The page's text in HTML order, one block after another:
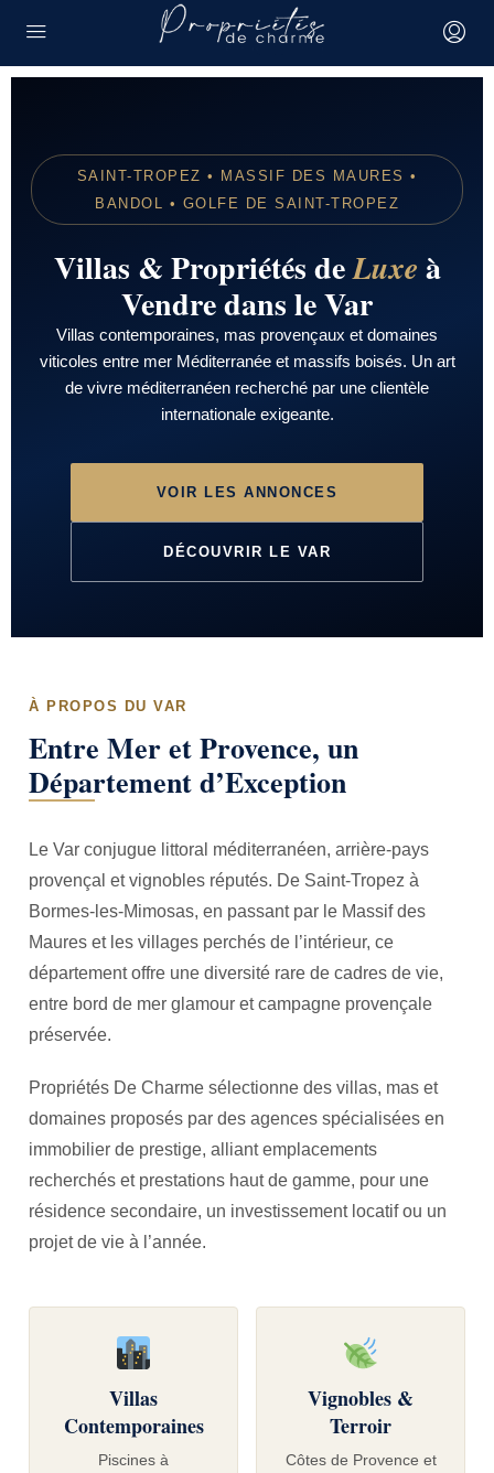
SAINT-TROPEZ • MASSIF DES MAURES •
BANDOL • GOLFE DE SAINT-TROPEZ
Villas & Propriétés deLuxe à
Vendre dans le Var
Villas contemporaines, mas provençaux et domaines
viticoles entre mer Méditerranée et massifs boisés. Un art
de vivre méditerranéen recherché par une clientèle
internationale exigeante.
VOIR LES ANNONCES
DÉCOUVRIR LE VAR
À PROPOS DU VAR
Entre Mer et Provence, un
Département d’Exception
Le Var conjugue littoral méditerranéen, arrière-pays
provençal et vignobles réputés. De Saint-Tropez à
Bormes-les-Mimosas, en passant par le Massif des
Maures et les villages perchés de l’intérieur, ce
département offre une diversité rare de cadres de vie,
entre bord de mer glamour et campagne provençale
préservée.
Propriétés De Charme sélectionne des villas, mas et
domaines proposés par des agences spécialisées en
immobilier de prestige, alliant emplacements
recherchés et prestations haut de gamme, pour une
résidence secondaire, un investissement locatif ou un
projet de vie à l’année.
Villas
Contemporaines
Piscines à
Vignobles &
Terroir
Côtes de Provence et